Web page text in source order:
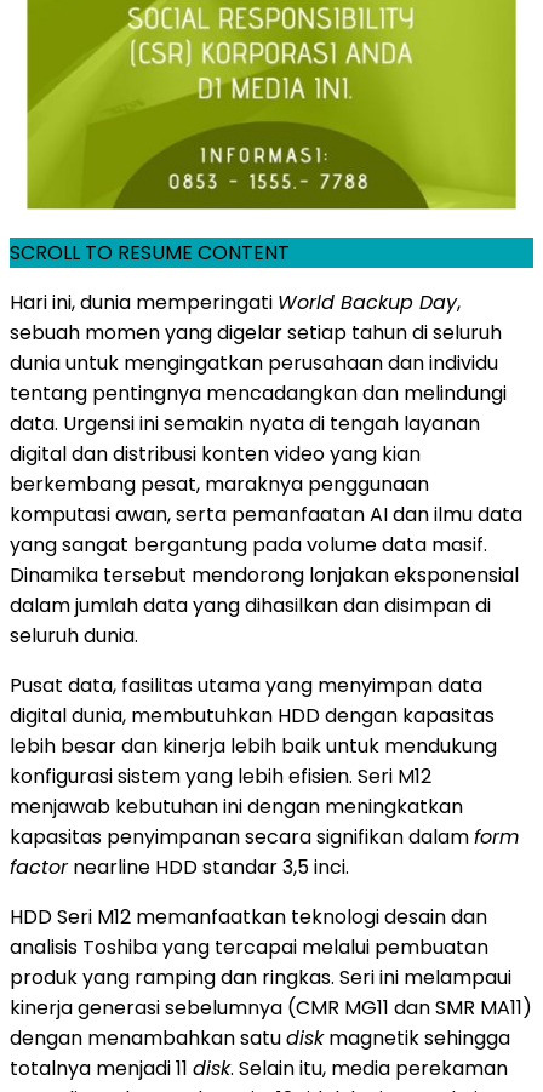
SCROLL TO RESUME CONTENT
Hari ini, dunia memperingati World Backup Day,
sebuah momen yang digelar setiap tahun di seluruh
dunia untuk mengingatkan perusahaan dan individu
tentang pentingnya mencadangkan dan melindungi
data. Urgensi ini semakin nyata di tengah layanan
digital dan distribusi konten video yang kian
berkembang pesat, maraknya penggunaan
komputasi awan, serta pemanfaatan AI dan ilmu data
yang sangat bergantung pada volume data masif.
Dinamika tersebut mendorong lonjakan eksponensial
dalam jumlah data yang dihasilkan dan disimpan di
seluruh dunia.
Pusat data, fasilitas utama yang menyimpan data
digital dunia, membutuhkan HDD dengan kapasitas
lebih besar dan kinerja lebih baik untuk mendukung
konfigurasi sistem yang lebih efisien. Seri M12
menjawab kebutuhan ini dengan meningkatkan
kapasitas penyimpanan secara signifikan dalamform
factornearline HDD standar 3,5 inci.
HDD Seri M12 memanfaatkan teknologi desain dan
analisis Toshiba yang tercapai melalui pembuatan
produk yang ramping dan ringkas. Seri ini melampaui
kinerja generasi sebelumnya (CMR MG11 dan SMR MA11)
dengan menambahkan satudiskmagnetik sehingga
totalnya menjadi 11 disk. Selain itu, media perekaman